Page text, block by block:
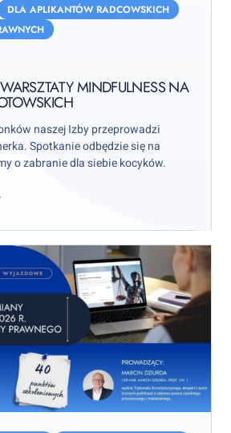
DLA APLIKANTÓW RADCOWSKICH
MINDFULNESS NA
naszej Izby przeprowadzi
Spotkanie odbędzie się na
o zabranie dla siebie kocyków.